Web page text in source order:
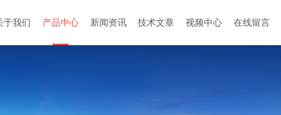
于我们 产品中心 新闻资讯 技术文章 视频中心 在线留言